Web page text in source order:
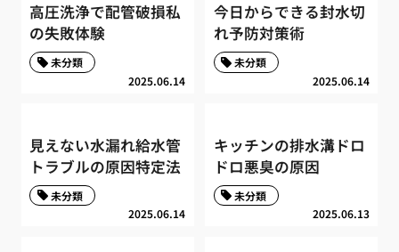
高圧洗浄で配管破損私
の失敗体験
2025.06.14
未分類
今日からできる封水切
れ予防対策術
2025.06.14
未分類
見えない水漏れ給水管
トラブルの原因特定法
2025.06.14
未分類
キッチンの排水溝ドロ
ドロ悪臭の原因
2025.06.13
未分類